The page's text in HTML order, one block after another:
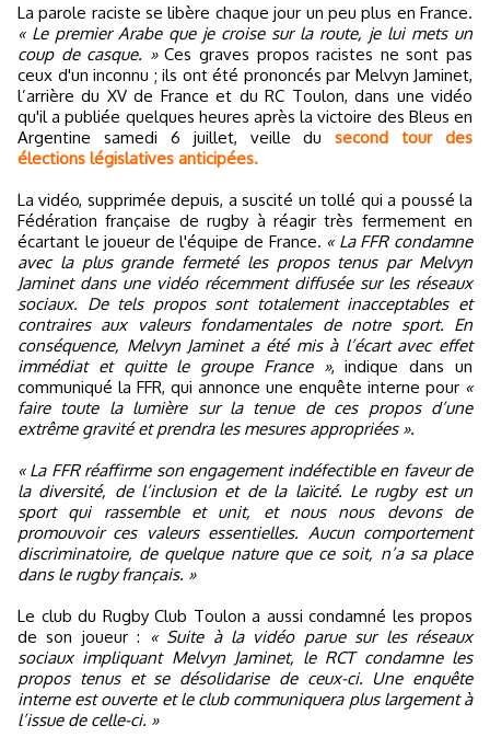
La parole raciste se libère chaque jour un peu plus en France.
« Le premier Arabe que je croise sur la route, je lui mets un
coup de casque. »Ces graves propos racistes ne sont pas
ceux d'un inconnu ; ils ont été prononcés par Melvyn Jaminet,
l’arrière du XV de France et du RC Toulon, dans une vidéo
qu'il a publiée quelques heures après la victoire des Bleus en
Argentine samedi 6 juillet, veille dusecond tour des
élections législatives anticipées.
La vidéo, supprimée depuis, a suscité un tollé qui a poussé la
Fédération française de rugby à réagir très fermement en
écartant le joueur de l'équipe de France. « La FFR condamne
avec la plus grande fermeté les propos tenus par Melvyn
Jaminet dans une vidéo récemment diffusée sur les réseaux
sociaux. De tels propos sont totalement inacceptables et
contraires aux valeurs fondamentales de notre sport. En
conséquence, Melvyn Jaminet a été mis à l’écart avec effet
immédiat et quitte le groupe France », indique dans un
communiqué la FFR, qui annonce une enquête interne pour «
faire toute la lumière sur la tenue de ces propos d’une
extrême gravité et prendra les mesures appropriées ».
« La FFR réaffirme son engagement indéfectible en faveur de
la diversité, de l’inclusion et de la laïcité. Le rugby est un
sport qui rassemble et unit, et nous nous devons de
promouvoir ces valeurs essentielles. Aucun comportement
discriminatoire, de quelque nature que ce soit, n’a sa place
dans le rugby français. »
Le club du Rugby Club Toulon a aussi condamné les propos
de son joueur :
« Suite à la vidéo parue sur les réseaux
sociaux impliquant Melvyn Jaminet, le RCT condamne les
propos tenus et se désolidarise de ceux-ci. Une enquête
interne est ouverte et le club communiquera plus largement à
l’issue de celle-ci. »